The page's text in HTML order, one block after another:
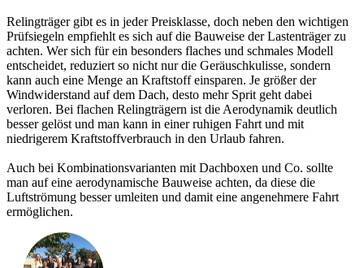
Relingträger gibt es in jeder Preisklasse, doch neben den wichtigen
Prüfsiegeln empfiehlt es sich auf die Bauweise der Lastenträger zu
achten. Wer sich für ein besonders flaches und schmales Modell
entscheidet, reduziert so nicht nur die Geräuschkulisse, sondern
kann auch eine Menge an Kraftstoff einsparen. Je größer der
Windwiderstand auf dem Dach, desto mehr Sprit geht dabei
verloren. Bei flachen Relingträgern ist die Aerodynamik deutlich
besser gelöst und man kann in einer ruhigen Fahrt und mit
niedrigerem Kraftstoffverbrauch in den Urlaub fahren.
Auch bei Kombinationsvarianten mit Dachboxen und Co. sollte
man auf eine aerodynamische Bauweise achten, da diese die
Luftströmung besser umleiten und damit eine angenehmere Fahrt
ermöglichen.